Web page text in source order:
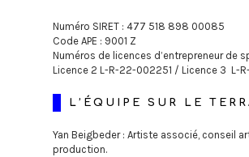
Numéro SIRET : 477 518 898 00085
Code APE : 9001 Z
Numéros de licences d’entrepreneur de
Licence 2 L-R-22-002251 / Licence 3 L-
L’ÉQUIPE SUR LE
Yan Beigbeder : Artiste associé, conseil
production.